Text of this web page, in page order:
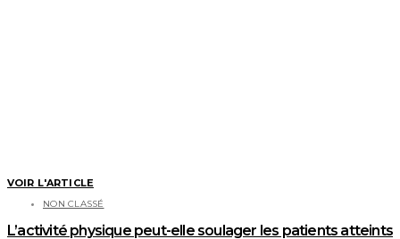
VOIR L'ARTICLE
NON CLASSÉ
L’activité physique peut-elle soulager les patients atteints